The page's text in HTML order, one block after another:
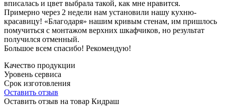
вписалась и цвет выбрала такой, как мне нравится.
Примерно через 2 недели нам установили нашу кухню-
красавицу! «Благодаря» нашим кривым стенам, им пришлось
помучиться с монтажом верхних шкафчиков, но результат
получился отменный.
Большое всем спасибо! Рекомендую!
Качество продукции
Уровень сервиса
Срок изготовления
Оставить отзыв
Оставить отзыв на товар Кидраш